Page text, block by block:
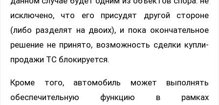
исключено, что его присудят другой стороне
(либо разделят на двоих), и пока окончательное
решение не принято, возможность сделки купли-
продажи ТС блокируется.
Кроме того, автомобиль может выполнять
обеспечительную функцию в рамках